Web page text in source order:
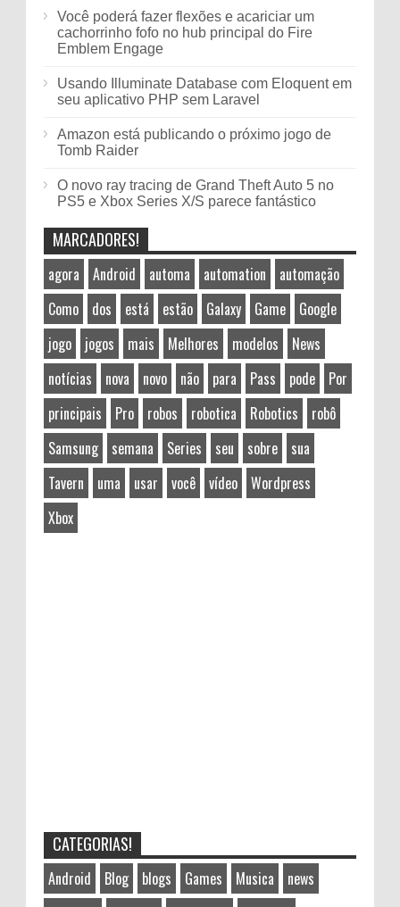
Você poderá fazer flexões e acariciar um
cachorrinho fofo no hub principal do Fire
Emblem Engage
Usando Illuminate Database com Eloquent em
seu aplicativo PHP sem Laravel
Amazon está publicando o próximo jogo de
Tomb Raider
O novo ray tracing de Grand Theft Auto 5 no
PS5 e Xbox Series X/S parece fantástico
MARCADORES!
agora Android automa automation
automação
Como
dos está estão Galaxy Game
Google
jogo
jogos mais Melhores modelos
News
notícias
nova novo não para Pass pode
Por
principais
Pro robos robotica Robotics
robô
Samsung
semana Series seu sobre
sua
Tavern
uma usar você vídeo
Wordpress
Xbox
CATEGORIAS!
Android Blog blogs Games Musica
news